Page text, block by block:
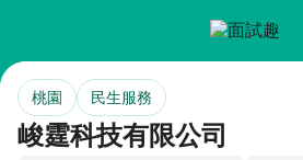
峻霆科技有限公司
桃園 民生服務